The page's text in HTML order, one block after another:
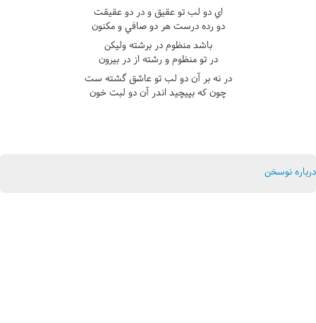
اي دو لب تو عقيق و در دو عقيقت
دو رده درست هر دو صافي و مکنون
باشد منظوم در برشته وليکن
در تو منظوم و رشته از در بيرون
در نه بر آن دو لب تو عاشق گشته ست
چون که بپيچيد اندر آن دو لبت خون
درباره نوسخن